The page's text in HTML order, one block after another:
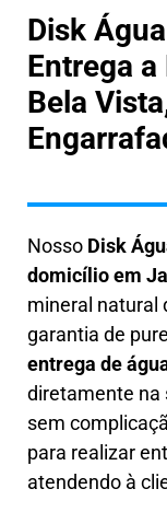
Disk
Entrega
Bela
Nosso Disk
domicílio em
mineral natural
garantia de
entrega de
diretamente na
sem
para realizar
atendendo à